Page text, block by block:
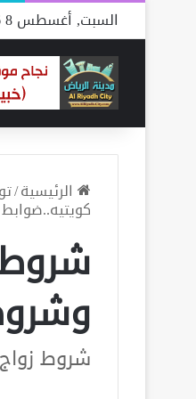
السبت, أغسطس 8 2026
الرئيسية/
شروط